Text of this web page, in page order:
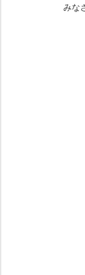
みな